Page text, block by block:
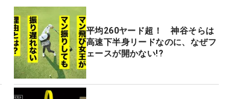
平均260ヤード超！ 神谷そらは
高速下半身リードなのに、なぜフ
ェースが開かない!?